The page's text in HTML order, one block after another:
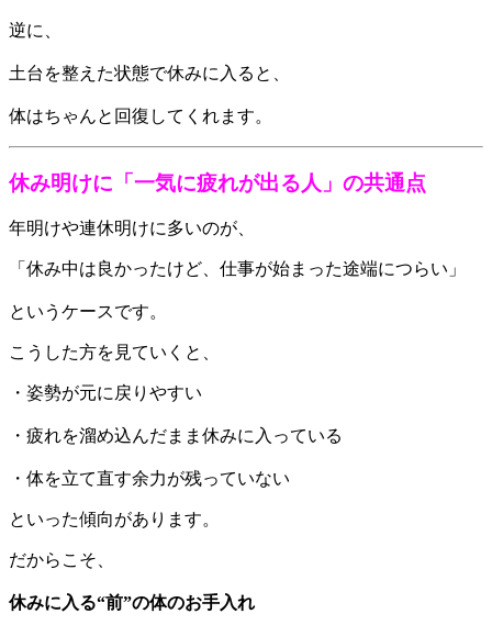
逆に、
土台を整えた状態で休みに入ると、
体はちゃんと回復してくれます。
休み明けに「一気に疲れが出る人」の共通点
年明けや連休明けに多いのが、
「休み中は良かったけど、仕事が始まった途端につらい」
というケースです。
こうした方を見ていくと、
・姿勢が元に戻りやすい
・疲れを溜め込んだまま休みに入っている
・体を立て直す余力が残っていない
といった傾向があります。
だからこそ、
休みに入る“前”の体のお手入れ